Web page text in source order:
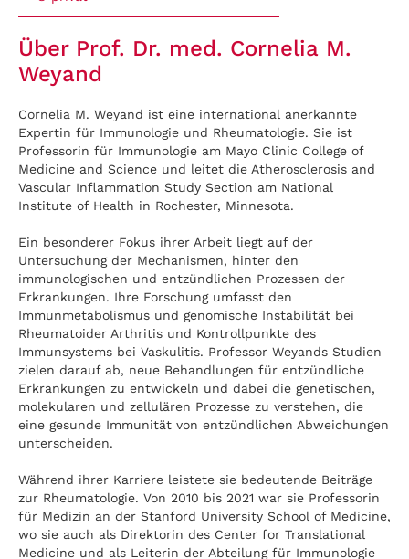
Über Prof. Dr. med. Cornelia M.
Weyand
Cornelia M. Weyand ist eine international anerkannte
Expertin für Immunologie und Rheumatologie. Sie ist
Professorin für Immunologie am Mayo Clinic College of
Medicine and Science und leitet die Atherosclerosis and
Vascular Inflammation Study Section am National
Institute of Health in Rochester, Minnesota.
Ein besonderer Fokus ihrer Arbeit liegt auf der
Untersuchung der Mechanismen, hinter den
immunologischen und entzündlichen Prozessen der
Erkrankungen. Ihre Forschung umfasst den
Immunmetabolismus und genomische Instabilität bei
Rheumatoider Arthritis und Kontrollpunkte des
Immunsystems bei Vaskulitis. Professor Weyands Studien
zielen darauf ab, neue Behandlungen für entzündliche
Erkrankungen zu entwickeln und dabei die genetischen,
molekularen und zellulären Prozesse zu verstehen, die
eine gesunde Immunität von entzündlichen Abweichungen
unterscheiden.
Während ihrer Karriere leistete sie bedeutende Beiträge
zur Rheumatologie. Von 2010 bis 2021 war sie Professorin
für Medizin an der Stanford University School of Medicine,
wo sie auch als Direktorin des Center for Translational
Medicine und als Leiterin der Abteilung für Immunologie